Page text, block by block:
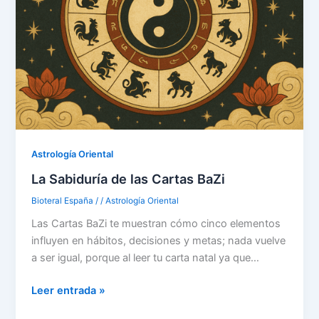
Astrología Oriental
La Sabiduría de las Cartas BaZi
Bioteral España / /Astrología Oriental
Las Cartas BaZi te muestran cómo cinco elementos
influyen en hábitos, decisiones y metas; nada vuelve
a ser igual, porque al leer tu carta natal ya que…
Leer entrada »